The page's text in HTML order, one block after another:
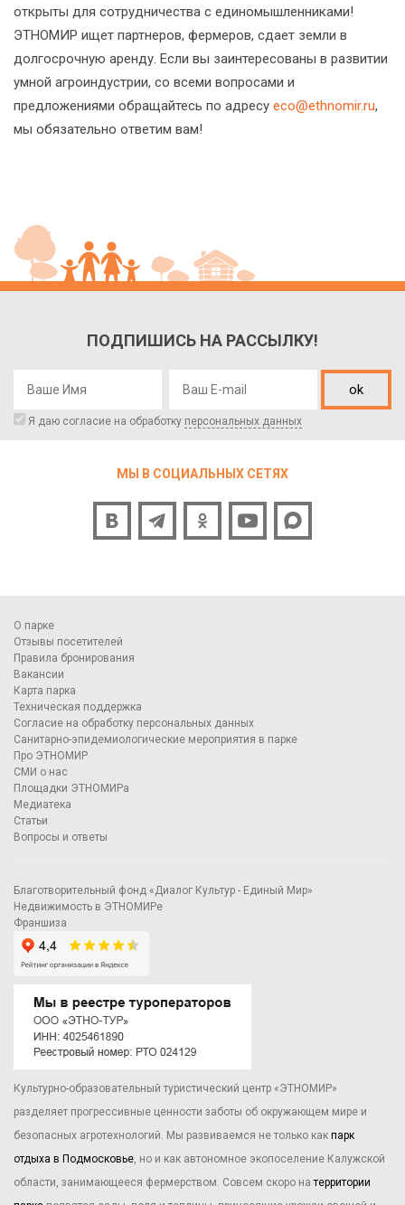
открыты для сотрудничества с единомышленниками!
ЭТНОМИР ищет партнеров, фермеров, сдает земли в
долгосрочную аренду. Если вы заинтересованы в развитии
умной агроиндустрии, со всеми вопросами и
предложениями обращайтесь по адресу eco@ethnomir.ru,
мы обязательно ответим вам!
ПОДПИШИСЬ НА РАССЫЛКУ!
ok
Я даю согласие на обработку персональных данных
МЫ В СОЦИАЛЬНЫХ СЕТЯХ
О парке
Отзывы посетителей
Правила бронирования
Вакансии
Карта парка
Техническая поддержка
Согласие на обработку персональных данных
Санитарно-эпидемиологические мероприятия в парке
Про ЭТНОМИР
СМИ о нас
Площадки ЭТНОМИРа
Медиатека
Статьи
Вопросы и ответы
Благотворительный фонд «Диалог Культур - Единый Мир»
Недвижимость в ЭТНОМИРе
Франшиза
Культурно-образовательный туристический центр «ЭТНОМИР»
разделяет прогрессивные ценности заботы об окружающем мире и
безопасных агротехнологий. Мы развиваемся не только как парк
отдыха в Подмосковье , но и как автономное экопоселение Калужской
области, занимающееся фермерством. Совсем скоро натерритории